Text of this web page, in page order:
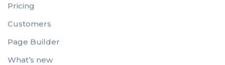
Pricing
Customers
Page Builder
What’s new